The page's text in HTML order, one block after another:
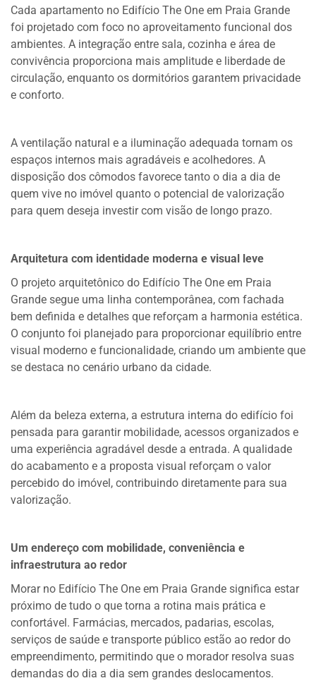
Cada apartamento no Edifício The One em Praia Grande
foi projetado com foco no aproveitamento funcional dos
ambientes. A integração entre sala, cozinha e área de
convivência proporciona mais amplitude e liberdade de
circulação, enquanto os dormitórios garantem privacidade
e conforto.
A ventilação natural e a iluminação adequada tornam os
espaços internos mais agradáveis e acolhedores. A
disposição dos cômodos favorece tanto o dia a dia de
quem vive no imóvel quanto o potencial de valorização
para quem deseja investir com visão de longo prazo.
Arquitetura com identidade moderna e visual leve
O projeto arquitetônico do Edifício The One em Praia
Grande segue uma linha contemporânea, com fachada
bem definida e detalhes que reforçam a harmonia estética.
O conjunto foi planejado para proporcionar equilíbrio entre
visual moderno e funcionalidade, criando um ambiente que
se destaca no cenário urbano da cidade.
Além da beleza externa, a estrutura interna do edifício foi
pensada para garantir mobilidade, acessos organizados e
uma experiência agradável desde a entrada. A qualidade
do acabamento e a proposta visual reforçam o valor
percebido do imóvel, contribuindo diretamente para sua
valorização.
Um endereço com mobilidade, conveniência e
infraestrutura ao redor
Morar no Edifício The One em Praia Grande significa estar
próximo de tudo o que torna a rotina mais prática e
confortável. Farmácias, mercados, padarias, escolas,
serviços de saúde e transporte público estão ao redor do
empreendimento, permitindo que o morador resolva suas
demandas do dia a dia sem grandes deslocamentos.